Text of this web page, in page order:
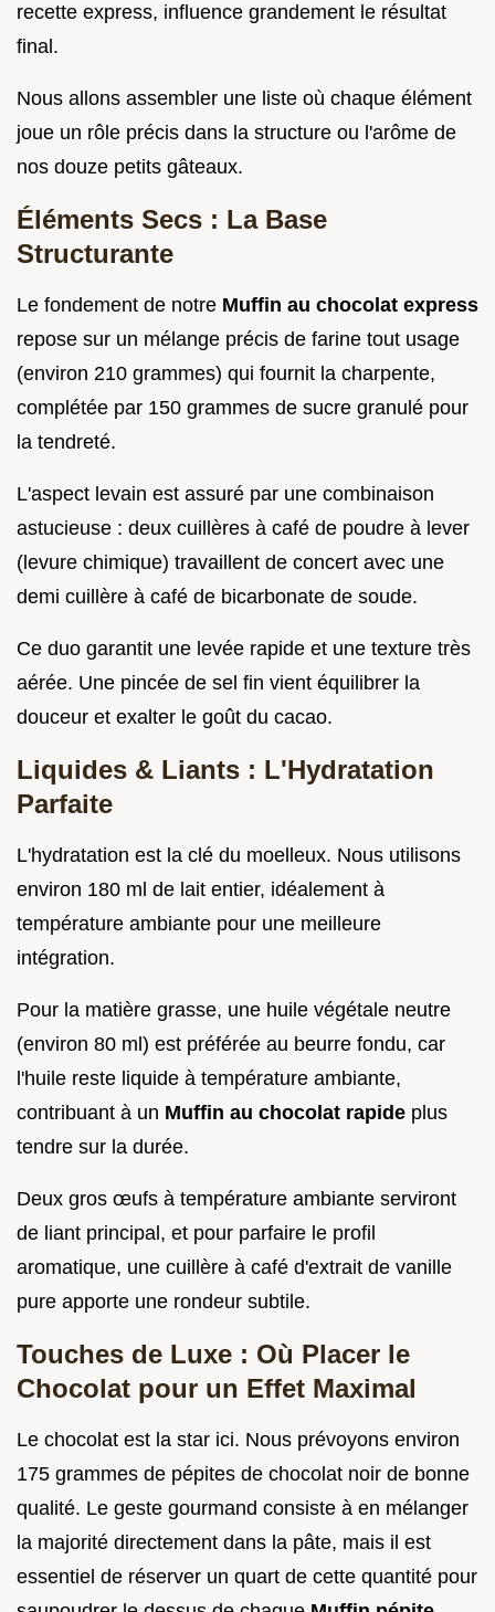
recette express, influence grandement le résultat
final.
Nous allons assembler une liste où chaque élément
joue un rôle précis dans la structure ou l'arôme de
nos douze petits gâteaux.
Éléments Secs : La Base
Structurante
Le fondement de notre Muffin au chocolat express
repose sur un mélange précis de farine tout usage
(environ 210 grammes) qui fournit la charpente,
complétée par 150 grammes de sucre granulé pour
la tendreté.
L'aspect levain est assuré par une combinaison
astucieuse : deux cuillères à café de poudre à lever
(levure chimique) travaillent de concert avec une
demi cuillère à café de bicarbonate de soude.
Ce duo garantit une levée rapide et une texture très
aérée. Une pincée de sel fin vient équilibrer la
douceur et exalter le goût du cacao.
Liquides & Liants : L'Hydratation
Parfaite
L'hydratation est la clé du moelleux. Nous utilisons
environ 180 ml de lait entier, idéalement à
température ambiante pour une meilleure
intégration.
Pour la matière grasse, une huile végétale neutre
(environ 80 ml) est préférée au beurre fondu, car
l'huile reste liquide à température ambiante,
contribuant à un Muffin au chocolat rapide plus
tendre sur la durée.
Deux gros œufs à température ambiante serviront
de liant principal, et pour parfaire le profil
aromatique, une cuillère à café d'extrait de vanille
pure apporte une rondeur subtile.
Touches de Luxe : Où Placer le
Chocolat pour un Effet Maximal
Le chocolat est la star ici. Nous prévoyons environ
175 grammes de pépites de chocolat noir de bonne
qualité. Le geste gourmand consiste à en mélanger
la majorité directement dans la pâte, mais il est
essentiel de réserver un quart de cette quantité pour